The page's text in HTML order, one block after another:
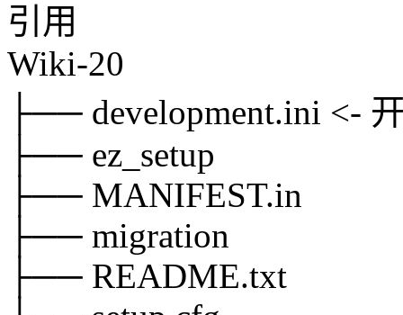
引用
Wiki-20
├── development.ini <-
├── ez_setup
├── MANIFEST.in
├── migration
├── README.txt